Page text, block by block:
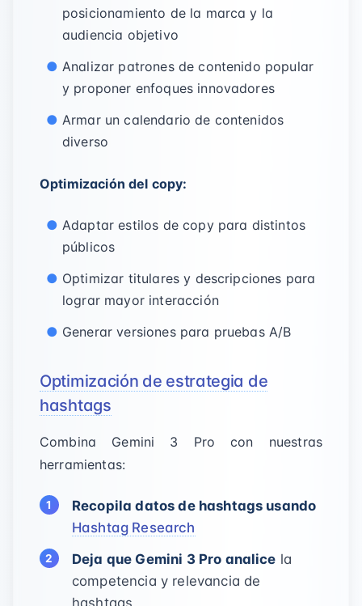
posicionamiento de la marca y la
audiencia objetivo
Analizar patrones de contenido popular
y proponer enfoques innovadores
Armar un calendario de contenidos
diverso
Optimización del copy:
Adaptar estilos de copy para distintos
públicos
Optimizar titulares y descripciones para
lograr mayor interacción
Generar versiones para pruebas A/B
Optimización de estrategia de
hashtags
Combina Gemini 3 Pro con nuestras
herramientas:
Recopila datos de hashtags usando
Hashtag Research
Deja que Gemini 3 Pro analice la
competencia y relevancia de
hashtags